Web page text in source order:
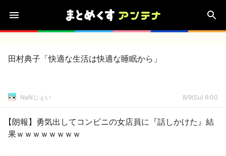
田村典子「快適な生活は快適な睡眠から」
NaNじぇい 8/9(Su) 6:00
【朗報】勇気出してコンビニの女店員に『話しかけた』結
果ｗｗｗｗｗｗｗｗ